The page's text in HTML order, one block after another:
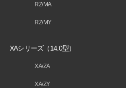
RZ/MA
RZ/MY
XAシリーズ（14.0型）
XA/ZA
XA/ZY